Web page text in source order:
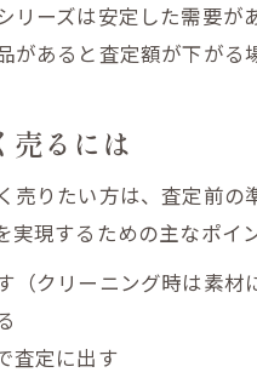
レ
リーズは安定した需要が
があると査定額が下がる
売るには
売りたい方は、査定前
現するための主なポイ
（クリーニング時は素材
査定に出す